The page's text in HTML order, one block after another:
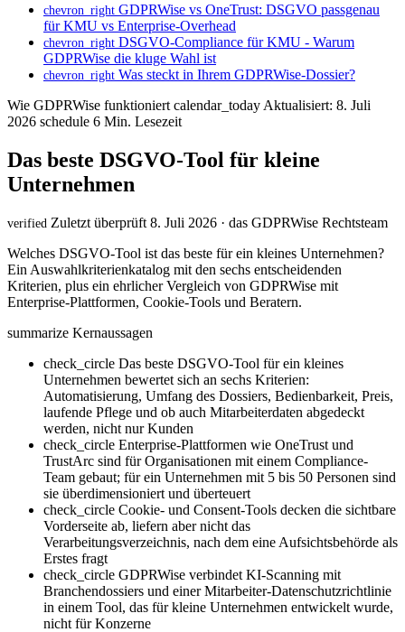
chevron_right GDPRWise vs OneTrust: DSGVO passgenau
für KMU vs Enterprise-Overhead
chevron_right DSGVO-Compliance für KMU - Warum
GDPRWise die kluge Wahl ist
chevron_right Was steckt in Ihrem GDPRWise-Dossier?
Wie GDPRWise funktioniert calendar_today Aktualisiert: 8. Juli
2026 schedule 6 Min. Lesezeit
Das beste DSGVO-Tool für kleine
Unternehmen
verified Zuletzt überprüft 8. Juli 2026 · das GDPRWise Rechtsteam
Welches DSGVO-Tool ist das beste für ein kleines Unternehmen?
Ein Auswahlkriterienkatalog mit den sechs entscheidenden
Kriterien, plus ein ehrlicher Vergleich von GDPRWise mit
Enterprise-Plattformen, Cookie-Tools und Beratern.
summarize Kernaussagen
check_circle Das beste DSGVO-Tool für ein kleines
Unternehmen bewertet sich an sechs Kriterien:
Automatisierung, Umfang des Dossiers, Bedienbarkeit, Preis,
laufende Pflege und ob auch Mitarbeiterdaten abgedeckt
werden, nicht nur Kunden
check_circle Enterprise-Plattformen wie OneTrust und
TrustArc sind für Organisationen mit einem Compliance-
Team gebaut; für ein Unternehmen mit 5 bis 50 Personen sind
sie überdimensioniert und überteuert
check_circle Cookie- und Consent-Tools decken die sichtbare
Vorderseite ab, liefern aber nicht das
Verarbeitungsverzeichnis, nach dem eine Aufsichtsbehörde als
Erstes fragt
check_circle GDPRWise verbindet KI-Scanning mit
Branchendossiers und einer Mitarbeiter-Datenschutzrichtlinie
in einem Tool, das für kleine Unternehmen entwickelt wurde,
nicht für Konzerne